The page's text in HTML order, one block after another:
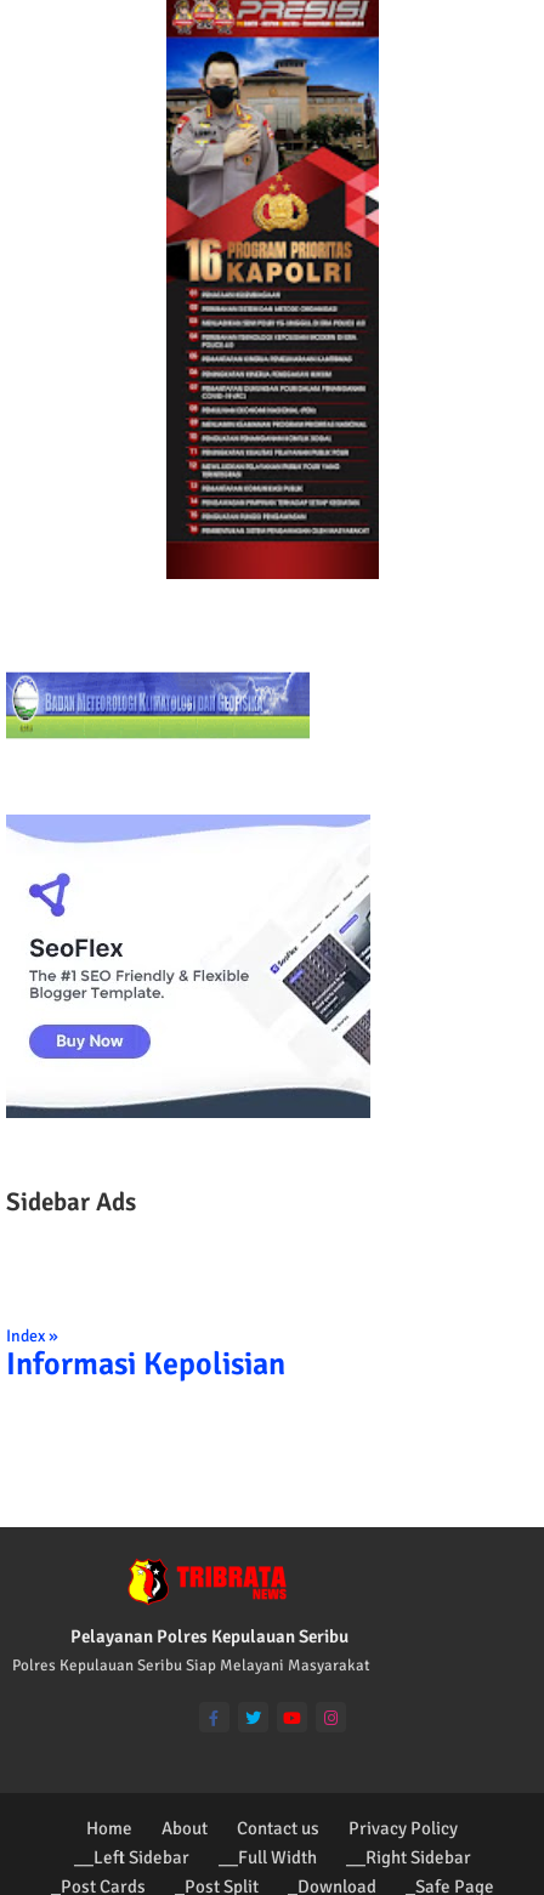
Sidebar Ads
Index »
Informasi Kepolisian
Pelayanan Polres Kepulauan Seribu
Polres Kepulauan Seribu Siap Melayani Masyarakat
Home About Contact us
Privacy Policy
__Left Sidebar
__Full Width
__Right Sidebar
_Post Cards
_Post Split _Download _Safe Page